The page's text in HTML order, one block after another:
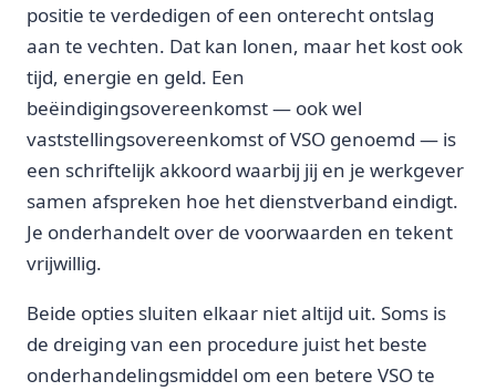
positie te verdedigen of een onterecht ontslag
aan te vechten. Dat kan lonen, maar het kost ook
tijd, energie en geld. Een
beëindigingsovereenkomst — ook wel
vaststellingsovereenkomst of VSO genoemd — is
een schriftelijk akkoord waarbij jij en je werkgever
samen afspreken hoe het dienstverband eindigt.
Je onderhandelt over de voorwaarden en tekent
vrijwillig.
Beide opties sluiten elkaar niet altijd uit. Soms is
de dreiging van een procedure juist het beste
onderhandelingsmiddel om een betere VSO te